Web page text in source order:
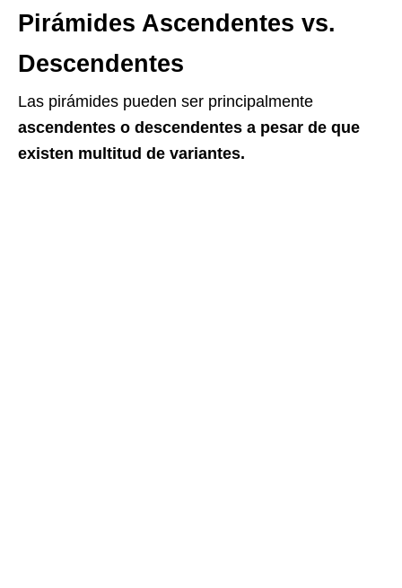
Pirámides Ascendentes vs.
Descendentes
Las pirámides pueden ser principalmente
ascendentes o descendentes a pesar de que
existen multitud de variantes.